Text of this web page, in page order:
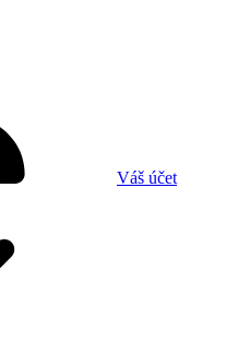
Váš účet